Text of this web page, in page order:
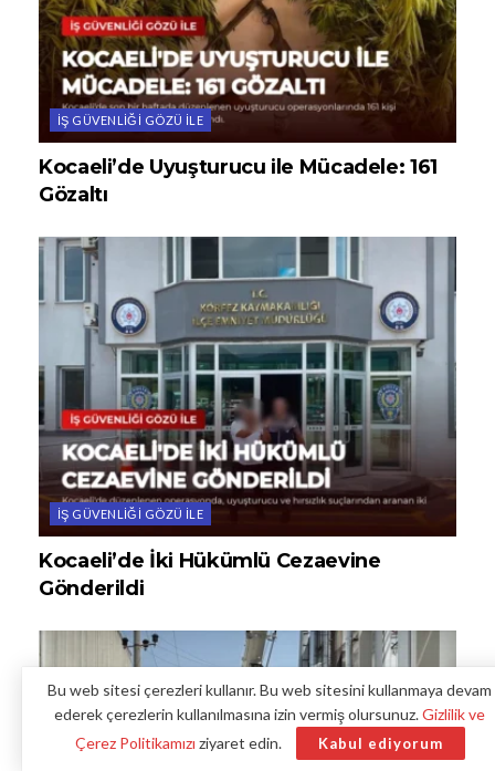
İŞ GÜVENLIĞI GÖZÜ ILE
Kocaeli’de Uyuşturucu ile Mücadele: 161
Gözaltı
İŞ GÜVENLIĞI GÖZÜ ILE
Kocaeli’de İki Hükümlü Cezaevine
Gönderildi
Bu web sitesi çerezleri kullanır. Bu web sitesini kullanmaya devam
ederek çerezlerin kullanılmasına izin vermiş olursunuz.Gizlilik ve
Çerez Politikamızı ziyaret edin. Kabul ediyorum